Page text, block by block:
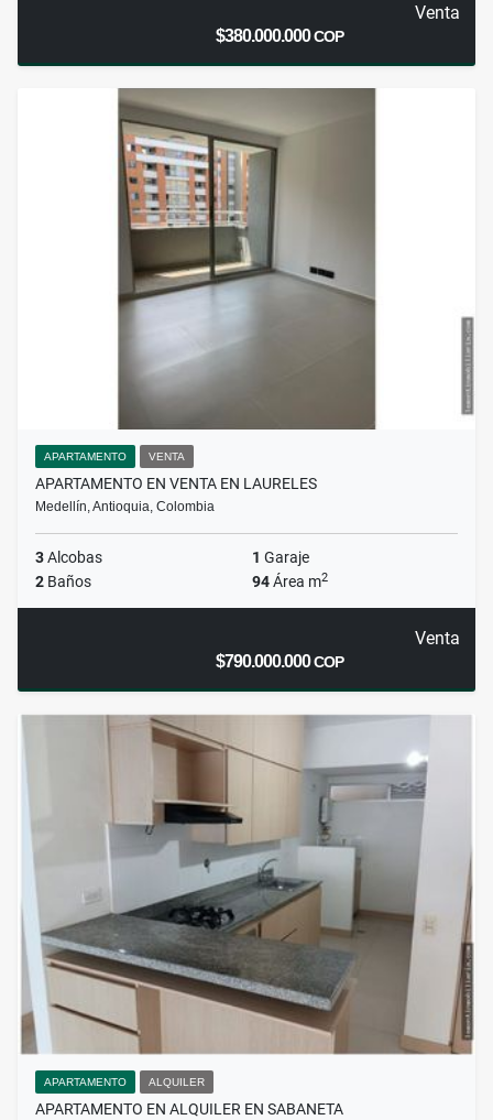
Venta
$380.000.000COP
APARTAMENTO VENTA
APARTAMENTO EN VENTA EN LAURELES
Medellín, Antioquia, Colombia
3Alcobas 1 Garaje
2 Baños 94Área m2
Venta
$790.000.000COP
APARTAMENTO ALQUILER
APARTAMENTO EN ALQUILER EN SABANETA